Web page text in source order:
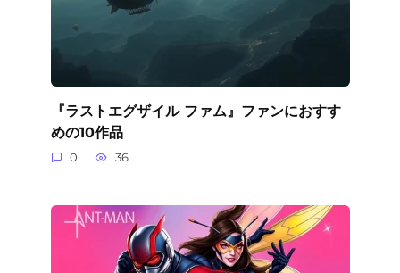
『ラストエグザイル ファム』ファンにおすす
めの10作品
0 36